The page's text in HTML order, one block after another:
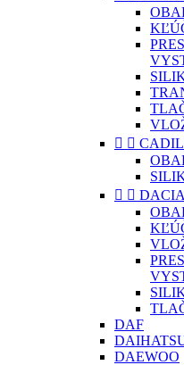
 
  DACIA
DAF
DAEWOO